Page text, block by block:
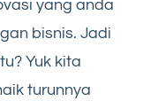
yang anda
bisnis. Jadi
Yuk kita
turunnya